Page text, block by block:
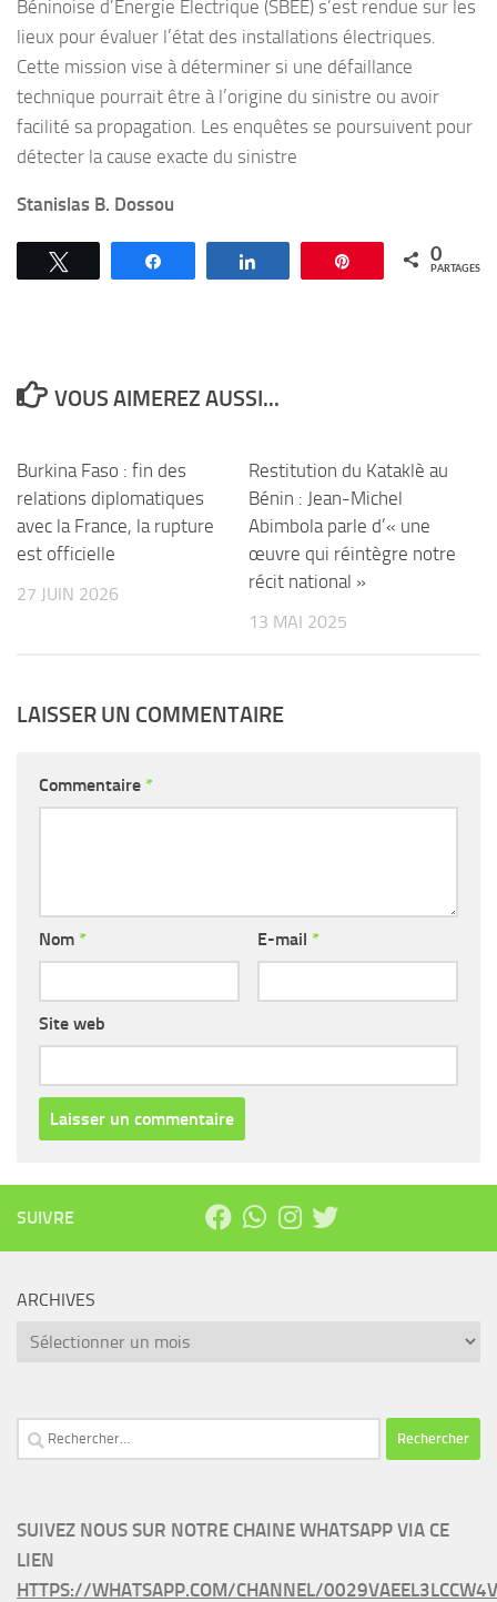
Béninoise d’Énergie Électrique (SBEE) s’est rendue sur les
lieux pour évaluer l’état des installations électriques.
Cette mission vise à déterminer si une défaillance
technique pourrait être à l’origine du sinistre ou avoir
facilité sa propagation. Les enquêtes se poursuivent pour
détecter la cause exacte du sinistre
Stanislas B. Dossou
Épingle 0
PARTAGES
VOUS AIMEREZ AUSSI...
Burkina Faso : fin des
relations diplomatiques
avec la France, la rupture
est officielle
27 JUIN 2026
Restitution du Kataklè au
Bénin : Jean-Michel
Abimbola parle d’« une
œuvre qui réintègre notre
récit national »
13 MAI 2025
LAISSER UN COMMENTAIRE
Commentaire *
Nom * E-mail *
Site web
SUIVRE
ARCHIVES
Archives
Rechercher :
SUIVEZ NOUS SUR NOTRE CHAINE WHATSAPP VIA CE
LIEN
HTTPS://WHATSAPP.COM/CHANNEL/